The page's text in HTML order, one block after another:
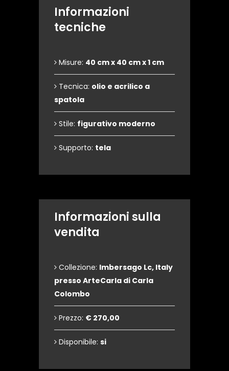
Informazioni
tecniche
Misure: 40 cm x 40 cm x 1 cm
Tecnica: olio e acrilico a
spatola
Stile: figurativo moderno
Supporto: tela
Informazioni sulla
vendita
Collezione: Imbersago Lc, Italy
presso ArteCarla di Carla
Colombo
Prezzo: € 270,00
Disponibile: si